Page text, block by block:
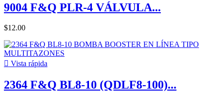
9004 F&Q PLR-4 VÁLVULA...
$12.00
 Vista rápida
2364 F&Q BL8-10 (QDLF8-100)...